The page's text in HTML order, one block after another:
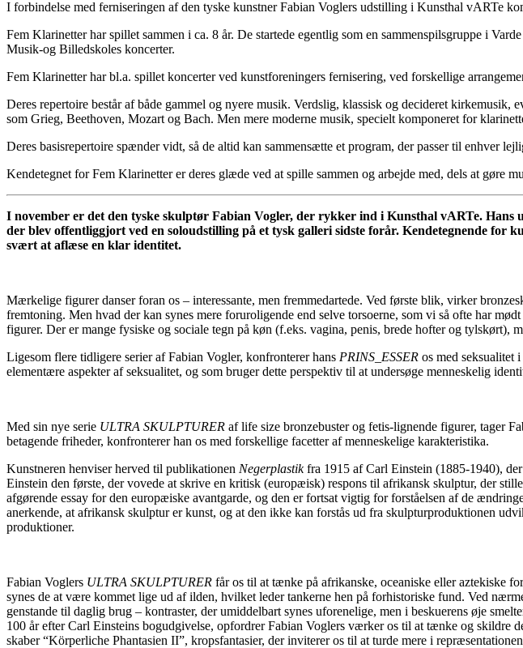
I forbindelse med ferniseringen af den tyske kunstner Fabian Voglers udstilling i Kunsthal vARTe
Fem Klarinetter har spillet sammen i ca. 8 år. De startede egentlig som en sammenspilsgruppe i
Musik-og Billedskoles koncerter.
Fem Klarinetter har bl.a. spillet koncerter ved kunstforeningers fernisering, ved forskellige
Deres repertoire består af både gammel og nyere musik. Verdslig, klassisk og decideret
som Grieg, Beethoven, Mozart og Bach. Men mere moderne musik, specielt komponeret for
Deres basisrepertoire spænder vidt, så de altid kan sammensætte et program, der passer til enhver
Kendetegnet for Fem Klarinetter er deres glæde ved at spille sammen og arbejde med, dels at gøre
I november er det den tyske skulptør Fabian Vogler, der rykker ind i Kunsthal vARTe. Hans
der blev offentliggjort ved en soloudstilling på et tysk galleri sidste forår. Kendetegnende for
svært at aflæse en klar identitet.
Mærkelige figurer danser foran os – interessante, men fremmedartede. Ved første blik, virker
fremtoning. Men hvad der kan synes mere foruroligende end selve torsoerne, som vi så ofte har
figurer. Der er mange fysiske og sociale tegn på køn (f.eks. vagina, penis, brede hofter og tylskørt),
Ligesom flere tidligere serier af Fabian Vogler, konfronterer hans PRINS_ESSER os med seksualitet
elementære aspekter af seksualitet, og som bruger dette perspektiv til at undersøge menneskelig
Med sin nye serie ULTRA SKULPTURER af life size bronzebuster og fetis-lignende figurer, tager
betagende friheder, konfronterer han os med forskellige facetter af menneskelige karakteristika.
Kunstneren henviser herved til publikationen Negerplastikfra 1915 af Carl Einstein (1885-1940),
Einstein den første, der vovede at skrive en kritisk (europæisk) respons til afrikansk skulptur, der
afgørende essay for den europæiske avantgarde, og den er fortsat vigtig for forståelsen af de
anerkende, at afrikansk skulptur er kunst, og at den ikke kan forstås ud fra skulpturproduktionen
produktioner.
Fabian Voglers ULTRA SKULPTURER får os til at tænke på afrikanske, oceaniske eller aztekiske
synes de at være kommet lige ud af ilden, hvilket leder tankerne hen på forhistoriske fund. Ved
genstande til daglig brug – kontraster, der umiddelbart synes uforenelige, men i beskuerens øje
100 år efter Carl Einsteins bogudgivelse, opfordrer Fabian Voglers værker os til at tænke og skildre
skaber “Körperliche Phantasien II”, kropsfantasier, der inviterer os til at turde mere i